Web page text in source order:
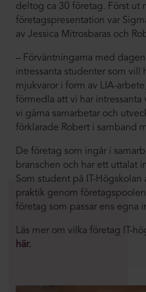
deltog ca 30 företag. Först ut
företagspresentation var
av Jessica Mitrosbaras och
– Förväntningarna med
intressanta studenter som vill
mjukvaror i form av LIA-
förmedla att vi har intressanta
vi gärna samarbetar och
förklarade Robert i samband
De företag som ingår i
branschen och har ett uttalat
Som student på IT-Högskolan
praktik genom
företag som passar ens egna
Läs mer om vilka företag IT-
här.